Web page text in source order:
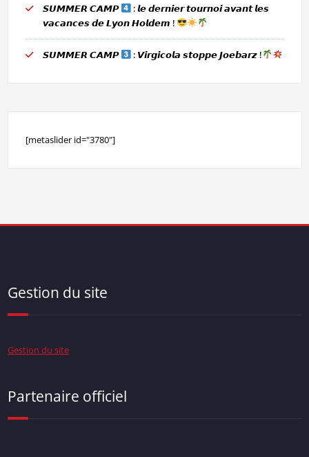
𝙎𝙐𝙈𝙈𝙀𝙍 𝘾𝘼𝙈𝙋
: 𝙡𝙚 𝙙𝙚𝙧𝙣𝙞𝙚𝙧 𝙩𝙤𝙪𝙧𝙣𝙤𝙞 𝙖𝙫𝙖𝙣𝙩 𝙡𝙚𝙨
𝙫𝙖𝙘𝙖𝙣𝙘𝙚𝙨 𝙙𝙚 𝙇𝙮𝙤𝙣 𝙃𝙤𝙡𝙙𝙚𝙢 !
𝙎𝙐𝙈𝙈𝙀𝙍 𝘾𝘼𝙈𝙋 : 𝙑𝙞𝙧𝙜𝙞𝙘𝙤𝙡𝙖 𝙨𝙩𝙤𝙥𝙥𝙚 𝙅𝙤𝙚𝙗𝙖𝙧𝙯 !
[metaslider id="3780"]
Gestion du site
Gestion du site
Partenaire officiel